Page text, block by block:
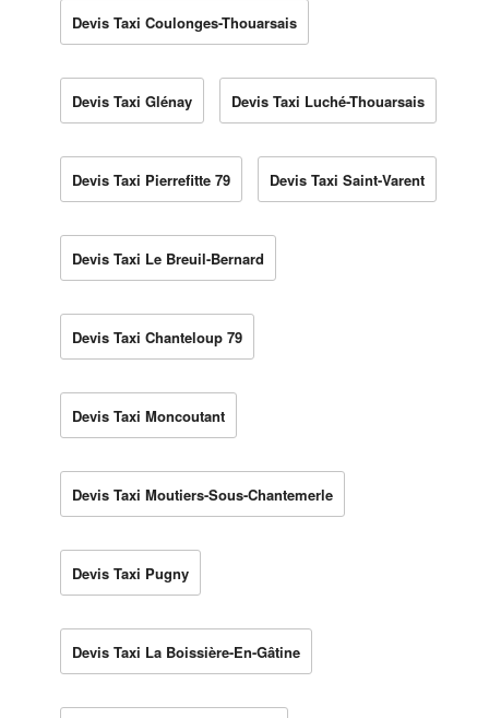
Devis Taxi Coulonges-Thouarsais
Devis Taxi Glénay Devis Taxi Luché-Thouarsais
Devis Taxi Pierrefitte 79 Devis Taxi Saint-Varent
Devis Taxi Le Breuil-Bernard
Devis Taxi Chanteloup 79
Devis Taxi Moncoutant
Devis Taxi Moutiers-Sous-Chantemerle
Devis Taxi Pugny
Devis Taxi La Boissière-En-Gâtine